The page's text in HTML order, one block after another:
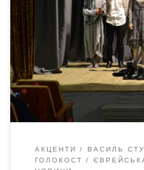
Від порогу до порогу Пауль
висловлюйся. Кажи — проте
мовленому ще й смислу, дай
дай йому стільки, щоб
білого між ніччю і днем і
АКЦЕНТИ ВАСИЛЬ
ГОЛОКОСТ